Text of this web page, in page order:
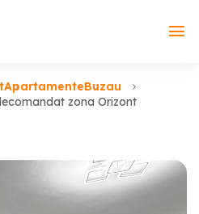
ApartamenteBuzau
zona Orizont